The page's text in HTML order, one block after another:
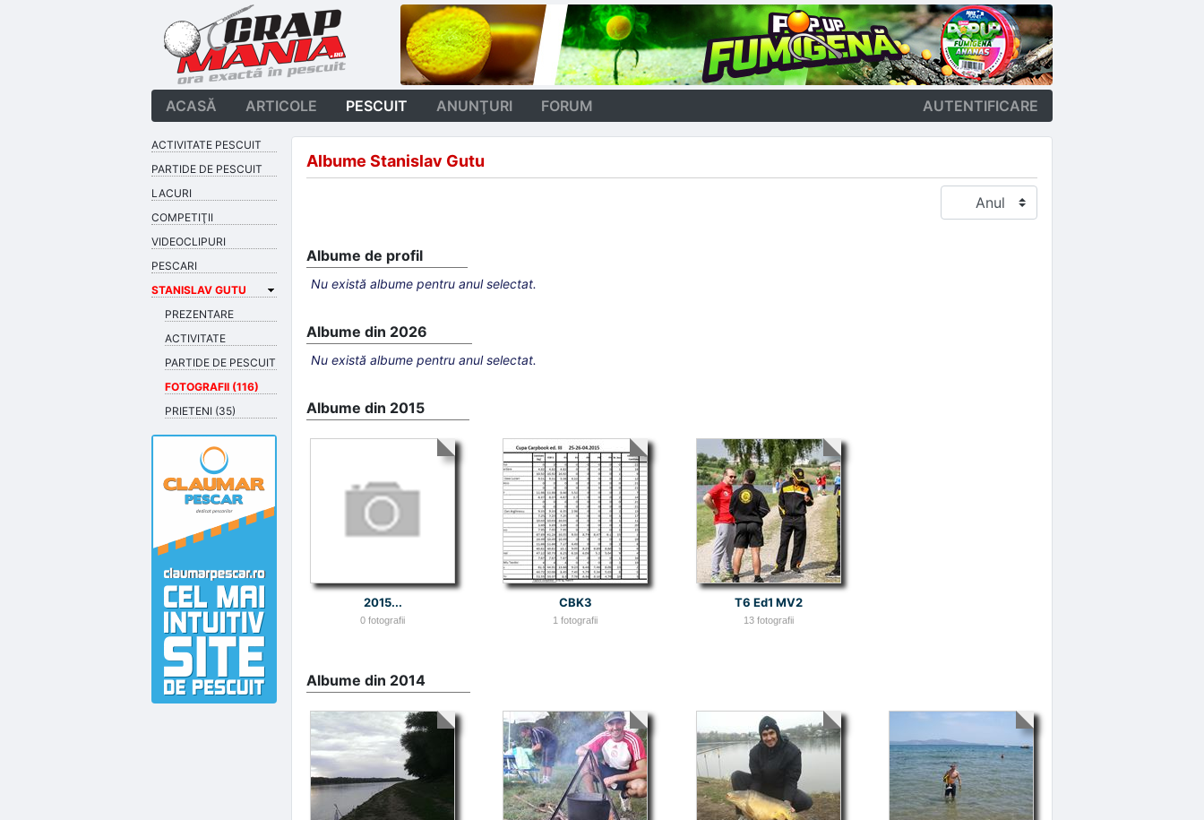
ACASĂ ARTICOLE PESCUIT ANUNŢURI FORUM AUTENTIFICARE
Albume Stanislav Gutu
Albume de profil
Nu există albume pentru anul selectat.
Albume din 2026
Nu există albume pentru anul selectat.
Albume din 2015
2015...
0 fotografii
CBK3
1 fotografii
T6 Ed1 MV2
13 fotografii
Albume din 2014
ACTIVITATE PESCUIT
PARTIDE DE PESCUIT
LACURI
COMPETIŢII
VIDEOCLIPURI
PESCARI
STANISLAV GUTU
PREZENTARE
ACTIVITATE
PARTIDE DE PESCUIT
FOTOGRAFII (116)
PRIETENI (35)